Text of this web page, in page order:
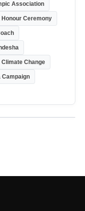
Association
Honour Ceremony
Climate Change
Campaign